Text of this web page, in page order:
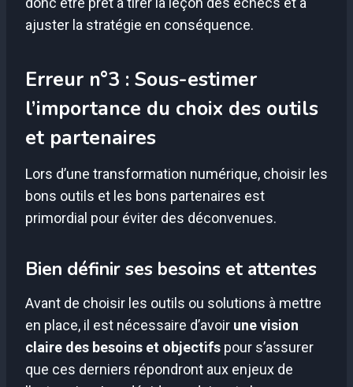
ajuster la stratégie en conséquence.
Erreur n°3 : Sous-estimer
l’importance du choix des outils
et partenaires
Lors d’une transformation numérique, choisir les
bons outils et les bons partenaires est
primordial pour éviter des déconvenues.
Bien définir ses besoins et attentes
Avant de choisir les outils ou solutions à mettre
en place, il est nécessaire d’avoir une vision
claire des besoins et objectifs pour s’assurer
que ces derniers répondront aux enjeux de